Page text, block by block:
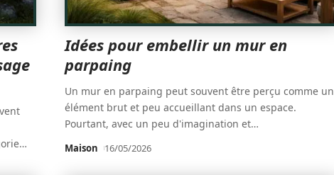
…
Idées pour embellir un mur en
parpaing
Un mur en parpaing peut souvent être perçu comme un
élément brut et peu accueillant dans un espace.
Pourtant, avec un peu d'imagination et…
Maison 16/05/2026